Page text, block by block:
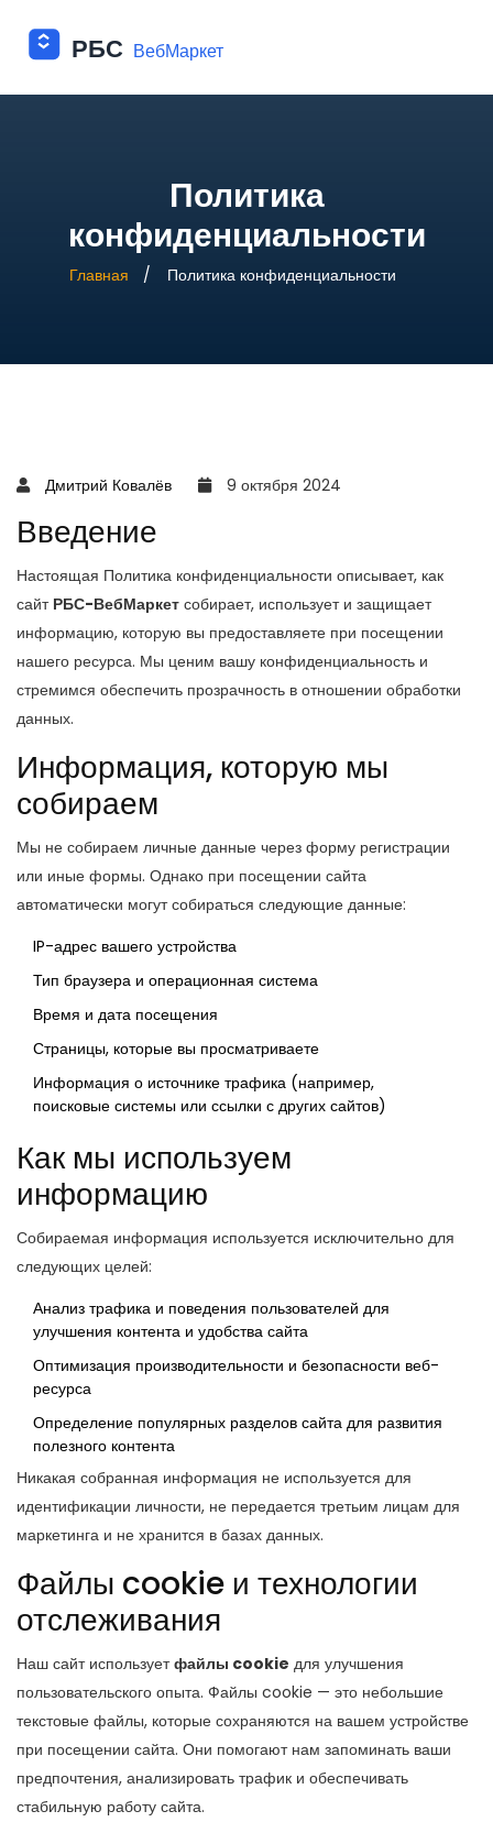
Политика
конфиденциальности
Главная Политика конфиденциальности
Дмитрий Ковалёв 9 октября 2024
Введение
Настоящая Политика конфиденциальности описывает, как
сайт РБС-ВебМаркет собирает, использует и защищает
информацию, которую вы предоставляете при посещении
нашего ресурса. Мы ценим вашу конфиденциальность и
стремимся обеспечить прозрачность в отношении обработки
данных.
Информация, которую мы
собираем
Мы не собираем личные данные через форму регистрации
или иные формы. Однако при посещении сайта
автоматически могут собираться следующие данные:
IP-адрес вашего устройства
Тип браузера и операционная система
Время и дата посещения
Страницы, которые вы просматриваете
Информация о источнике трафика (например,
поисковые системы или ссылки с других сайтов)
Как мы используем
информацию
Собираемая информация используется исключительно для
следующих целей:
Анализ трафика и поведения пользователей для
улучшения контента и удобства сайта
Оптимизация производительности и безопасности веб-
ресурса
Определение популярных разделов сайта для развития
полезного контента
Никакая собранная информация не используется для
идентификации личности, не передается третьим лицам для
маркетинга и не хранится в базах данных.
Файлы cookie и технологии
отслеживания
Наш сайт используетфайлы cookie для улучшения
пользовательского опыта. Файлы cookie — это небольшие
текстовые файлы, которые сохраняются на вашем устройстве
при посещении сайта. Они помогают нам запоминать ваши
предпочтения, анализировать трафик и обеспечивать
стабильную работу сайта.